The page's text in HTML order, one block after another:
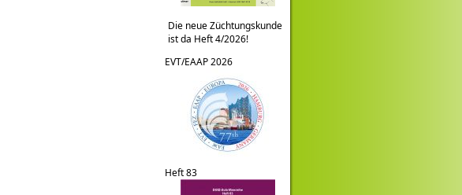
Die neue Züchtungskunde
ist da Heft 4/2026!
EVT/EAAP 2026
Heft 83